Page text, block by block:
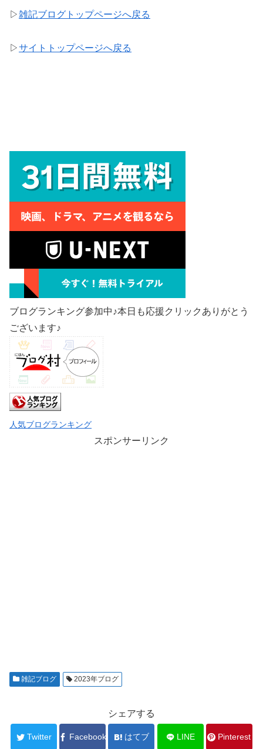
▷雑記ブログトップページへ戻る
▷サイトトップページへ戻る
ブログランキング参加中♪本日も応援クリックありがとう
ございます♪
人気ブログランキング
スポンサーリンク
雑記ブログ 2023年ブログ
シェアする
Twitter Facebook はてブ LINE Pinterest